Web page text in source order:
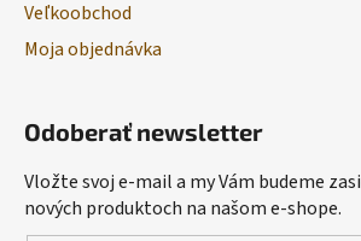
Veľkoobchod
Moja objednávka
Odoberať newsletter
Vložte svoj e-mail a my Vám budeme
nových produktoch na našom e-shope.